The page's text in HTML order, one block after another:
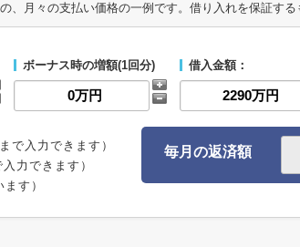
、月々の支払い価格の一例です。借り入れを保証す
ボーナス時の増額(1回分) 借入金額：
で入力できます）
入力できます）
す）
毎月の返済額